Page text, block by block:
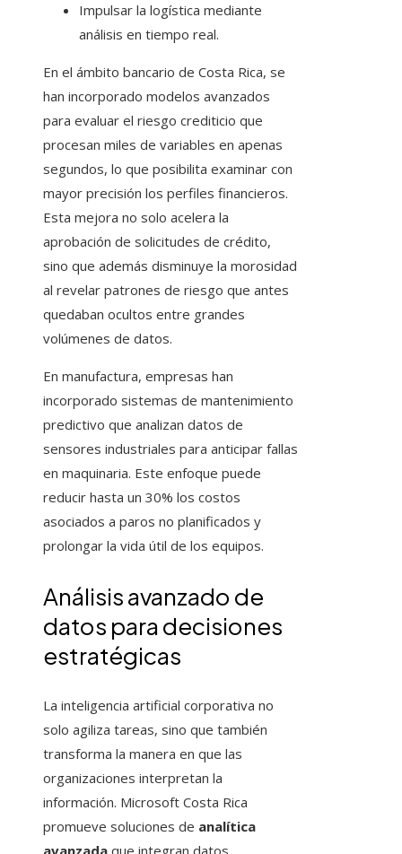
Impulsar la logística mediante
análisis en tiempo real.
En el ámbito bancario de Costa Rica, se
han incorporado modelos avanzados
para evaluar el riesgo crediticio que
procesan miles de variables en apenas
segundos, lo que posibilita examinar con
mayor precisión los perfiles financieros.
Esta mejora no solo acelera la
aprobación de solicitudes de crédito,
sino que además disminuye la morosidad
al revelar patrones de riesgo que antes
quedaban ocultos entre grandes
volúmenes de datos.
En manufactura, empresas han
incorporado sistemas de mantenimiento
predictivo que analizan datos de
sensores industriales para anticipar fallas
en maquinaria. Este enfoque puede
reducir hasta un 30% los costos
asociados a paros no planificados y
prolongar la vida útil de los equipos.
Análisis avanzado de
datos para decisiones
estratégicas
La inteligencia artificial corporativa no
solo agiliza tareas, sino que también
transforma la manera en que las
organizaciones interpretan la
información. Microsoft Costa Rica
promueve soluciones de analítica